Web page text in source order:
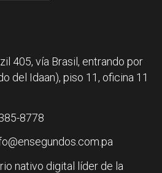
405, vía Brasil, entrando por
del Idaan), piso 11, oficina 11
8778
nativo digital líder de la